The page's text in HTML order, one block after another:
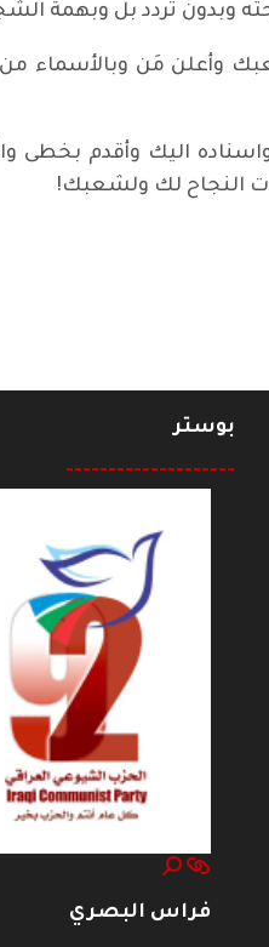
وبدون تردد بل وبهمة
مَن وبالأسماء من
اليك وأقدم بخطى
النجاح لك ولشعبك!
التغيير
بوستر
--------------------
فراس البصري